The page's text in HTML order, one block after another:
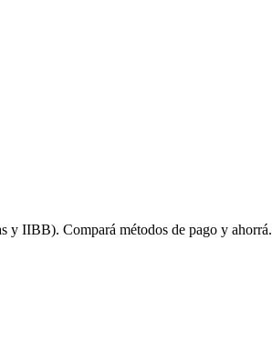
y IIBB). Compará métodos de pago y ahorrá.